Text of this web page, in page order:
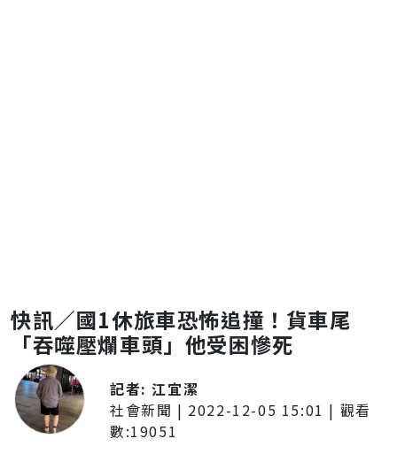
快訊／國1休旅車恐怖追撞！貨車尾
「吞噬壓爛車頭」他受困慘死
記者:江宜潔
社會新聞 | 2022-12-05 15:01 | 觀看
數:19051